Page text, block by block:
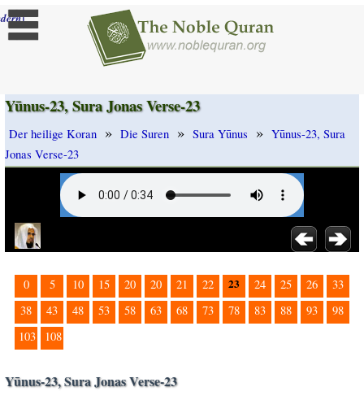
]
Yūnus-23, Sura Jonas Verse-23
Der heilige Koran » Die Suren » Sura Yūnus » Yūnus-23, Sura
Jonas Verse-23
0 5 10 15 20 20 21 22 23 24 25 26
33
38
43 48 53 58 63 68 73 78 83 88 93
98
103
108
Yūnus-23, Sura Jonas Verse-23